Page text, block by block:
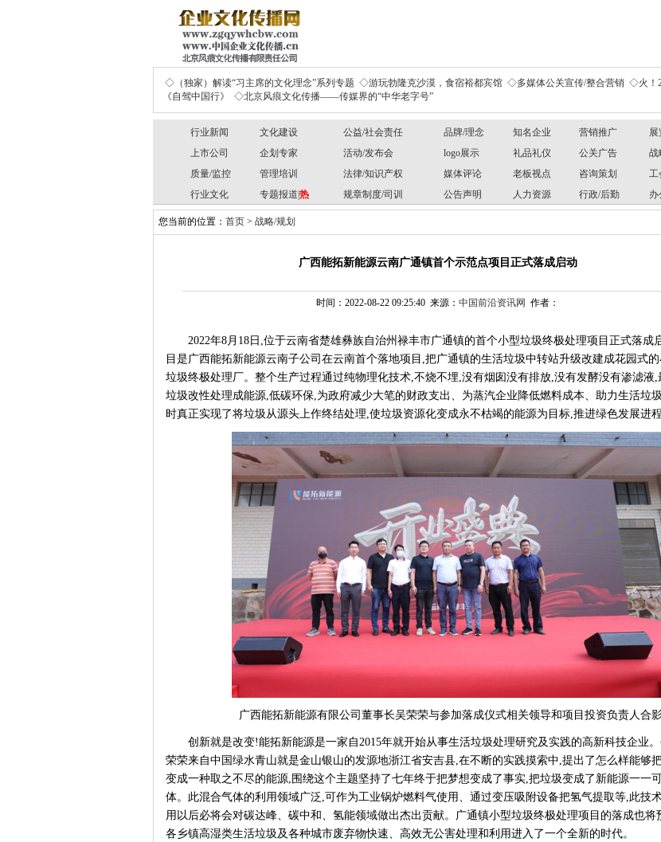
◇（独家）解读“习主席的文化理念”系列专题 ◇游玩勃隆克沙漠，食宿裕都宾馆 ◇多媒体公关宣传/整合营销 ◇火！
《自驾中国行》
◇北京风痕文化传播——传媒界的“中华老字号”
行业新闻 文化建设 公益/社会责任 品牌/理念 知名企业 营销推广 展
上市公司
企划专家 活动/发布会 logo展示 礼品礼仪 公关广告 战
质量/监控
管理培训 法律/知识产权 媒体评论 老板视点 咨询策划 工
行业文化
专题报道| 热 规章制度/司训 公告声明 人力资源 行政/后勤 办
您当前的位置： 首页 > 战略/规划
广西能拓新能源云南广通镇首个示范点项目正式落成启动
时间：2022-08-22 09:25:40 来源： 中国前沿资讯网 作者：
2022年8月18日,位于云南省楚雄彝族自治州禄丰市广通镇的首个小型垃圾终极处理项目正式落成
目是广西能拓新能源云南子公司在云南首个落地项目,把广通镇的生活垃圾中转站升级改建成花园式
垃圾终极处理厂。整个生产过程通过纯物理化技术,不烧不埋,没有烟囱没有排放,没有发酵没有渗滤液,
垃圾改性处理成能源,低碳环保,为政府减少大笔的财政支出、为蒸汽企业降低燃料成本、助力生活垃
时真正实现了将垃圾从源头上作终结处理,使垃圾资源化变成永不枯竭的能源为目标,推进绿色发展进程
广西能拓新能源有限公司董事长吴荣荣与参加落成仪式相关领导和项目投资负责人合
创新就是改变!能拓新能源是一家自2015年就开始从事生活垃圾处理研究及实践的高新科技企业
荣荣来自中国绿水青山就是金山银山的发源地浙江省安吉县,在不断的实践摸索中,提出了怎么样能够
变成一种取之不尽的能源,围绕这个主题坚持了七年终于把梦想变成了事实,把垃圾变成了新能源一一
体。此混合气体的利用领域广泛,可作为工业锅炉燃料气使用、通过变压吸附设备把氢气提取等,此技
用以后必将会对碳达峰、碳中和、氢能领域做出杰出贡献。广通镇小型垃圾终极处理项目的落成也将
各乡镇高湿类生活垃圾及各种城市废弃物快速、高效无公害处理和利用进入了一个全新的时代。